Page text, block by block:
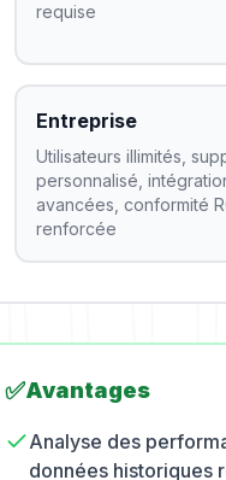
requise
Entreprise
Utilisateurs illimités,
personnalisé,
avancées, conformité
renforcée
✅Avantages
Analyse des
données historiques